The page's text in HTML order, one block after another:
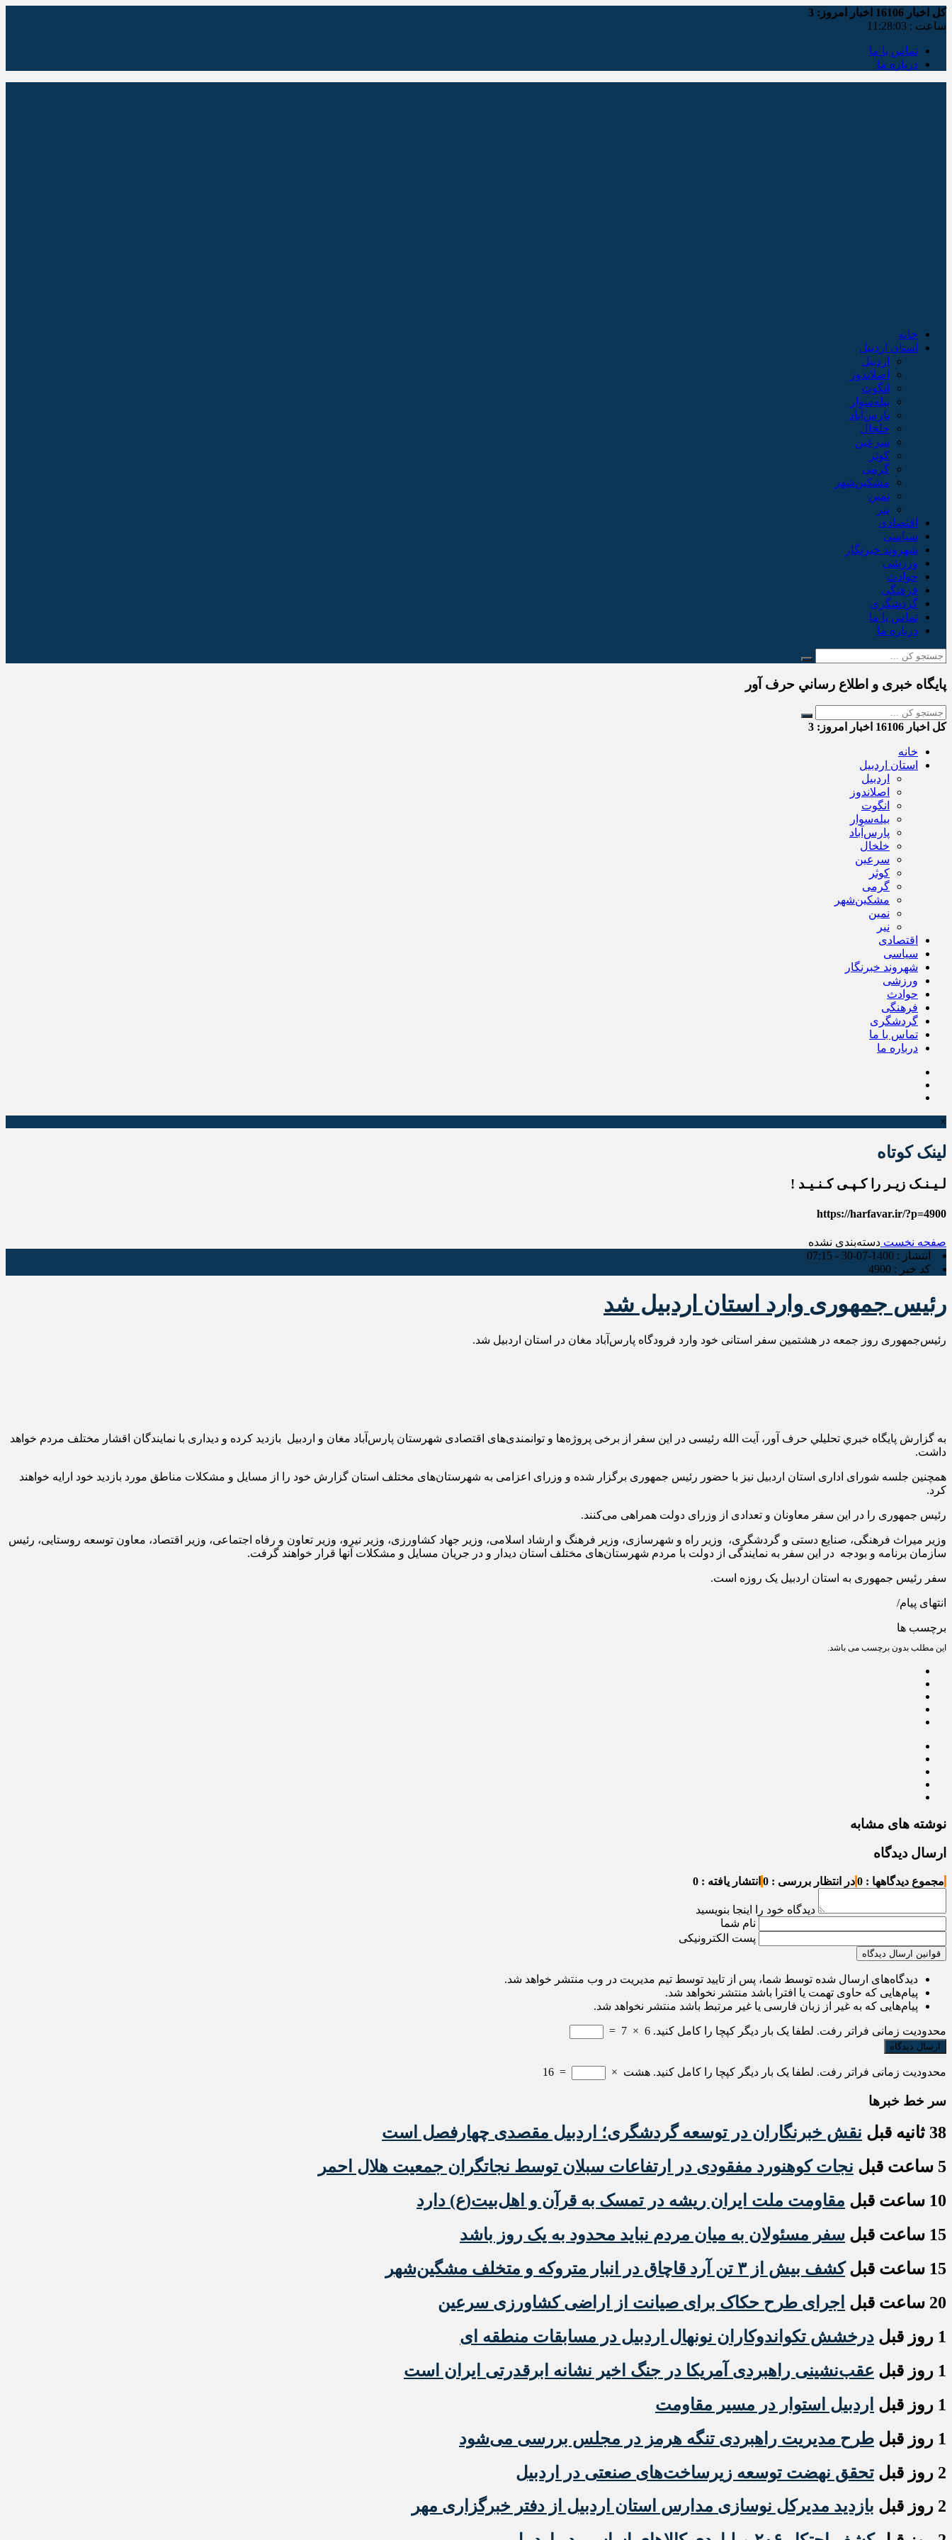
کل اخبار اخبار امروز: 3
ساعت : 11:28:04
تماس با ما
درباره ما
خانه
استان اردبیل
اردبیل
اصلاندوز
انگوت
بیله‌سوار
پارس‌آباد
خلخال
سرعین
کوثر
گرمی
مشکین‌شهر
نمین
نیر
اقتصادی
سیاسی
شهروند خبرنگار
ورزشی
حوادث
فرهنگی
گردشگری
تماس با ما
درباره ما
پایگاه خبری و اطلاع رساني حرف آور
کل اخبار اخبار امروز: 3
خانه
استان اردبیل
اردبیل
اصلاندوز
انگوت
بیله‌سوار
پارس‌آباد
خلخال
سرعین
کوثر
گرمی
مشکین‌شهر
نمین
نیر
اقتصادی
سیاسی
شهروند خبرنگار
ورزشی
حوادث
فرهنگی
گردشگری
تماس با ما
درباره ما
×
لینک کوتاه
لـیـنـک زیـر را کـپـی کـنـیـد !
https://harfavar.ir/?p=4900
صفحه نخست دسته‌بندی نشده
انتشار : 1400-07-30 - 07:15
کد خبر : 4900
رئیس جمهوری وارد استان اردبیل شد
رئیس‌جمهوری روز جمعه در هشتمین سفر استانی خود وارد فرودگاه پارس‌آباد مغان در استان اردبیل شد.
به گزارش پايگاه خبري تحليلي حرف آور، آیت الله رئیسی در این سفر از برخی پروژه‌ها و توانمندی‌های اقتصادی شهرستان پارس‌آباد مغان و اردبیل بازدید کرده و دیداری با نمایندگان اقشار مختلف مردم خواهد
داشت.
همچنین جلسه شورای اداری استان اردبیل نیز با حضور رئیس جمهوری برگزار شده و وزرای اعزامی به شهرستان‌های مختلف استان گزارش خود را از مسایل و مشکلات مناطق مورد بازدید خود ارایه خواهند
کرد.
رئیس جمهوری را در این سفر معاونان و تعدادی از وزرای دولت همراهی می‌کنند.
وزیر میراث فرهنگی، صنایع دستی و گردشگری، وزیر راه و شهرسازی، وزیر فرهنگ و ارشاد اسلامی، وزیر جهاد کشاورزی، وزیر نیرو، وزیر تعاون و رفاه اجتماعی، وزیر اقتصاد، معاون توسعه روستایی، رئیس
سازمان برنامه و بودجه در این سفر به نمایندگی از دولت با مردم شهرستان‌های مختلف استان دیدار و در جریان مسایل و مشکلات آنها قرار خواهند گرفت.
سفر رئیس جمهوری به استان اردبیل یک روزه است.
انتهای پیام/
برچسب ها
این مطلب بدون برچسب می باشد.
نوشته های مشابه
ارسال دیدگاه
مجموع دیدگاهها : 0 در انتظار بررسی : 0 انتشار یافته : 0
دیدگاه خود را اینجا بنویسید
نام شما
پست الکترونیکی
قوانین ارسال دیدگاه
دیدگاه‌های ارسال شده توسط شما، پس از تایید توسط تیم مدیریت در وب منتشر خواهد شد.
پیام‌هایی که حاوی تهمت یا افترا باشد منتشر نخواهد شد.
پیام‌هایی که به غیر از زبان فارسی یا غیر مرتبط باشد منتشر نخواهد شد.
محدودیت زمانی فراتر رفت. لطفا یک بار دیگر کپچا را کامل کنید. 6
×
7
=
محدودیت زمانی فراتر رفت. لطفا یک بار دیگر کپچا را کامل کنید. هشت ×
=
16
سر خط خبرها
38 ثانیه قبل
نقش خبرنگاران در توسعه گردشگری؛ اردبیل مقصدی چهارفصل است
5 ساعت قبل
نجات کوهنورد مفقودی در ارتفاعات سبلان توسط نجاتگران جمعیت هلال احمر
10 ساعت قبل
مقاومت ملت ایران ریشه در تمسک به قرآن و اهل‌بیت(ع) دارد
15 ساعت قبل
سفر مسئولان به میان مردم نباید محدود به یک روز باشد
15 ساعت قبل
کشف بیش از ۳ تن آرد قاچاق در انبار متروکه و متخلف مشگین‌شهر
20 ساعت قبل
اجرای طرح حکاک برای صیانت از اراضی کشاورزی سرعین
1 روز قبل
درخشش تکواندوکاران نونهال اردبیل در مسابقات منطقه ای
1 روز قبل
عقب‌نشینی راهبردی آمریکا در جنگ اخیر نشانه ابرقدرتی ایران است
1 روز قبل
اردبیل استوار در مسیر مقاومت
1 روز قبل
طرح مدیریت راهبردی تنگه هرمز در مجلس بررسی می‌شود
2 روز قبل
تحقق نهضت توسعه زیرساخت‌های صنعتی در اردبیل
2 روز قبل
بازدید مدیرکل نوسازی مدارس استان اردبیل از دفتر خبرگزاری مهر